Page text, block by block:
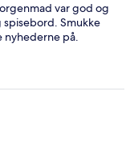
var god og
Smukke
nyhederne på.